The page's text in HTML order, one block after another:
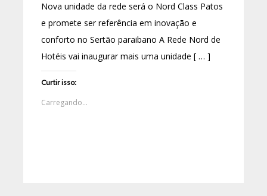
Nova unidade da rede será o Nord Class Patos
e promete ser referência em inovação e
conforto no Sertão paraibano A Rede Nord de
Hotéis vai inaugurar mais uma unidade [ … ]
Curtir isso:
Carregando...